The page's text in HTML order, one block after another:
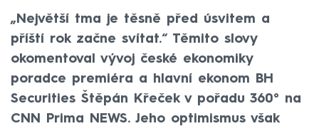
„Největší tma je těsně před úsvitem a
příští rok začne svítat.“ Těmito slovy
okomentoval vývoj české ekonomiky
poradce premiéra a hlavní ekonom BH
Securities Štěpán Křeček v pořadu 360° na
CNN Prima NEWS. Jeho optimismus však